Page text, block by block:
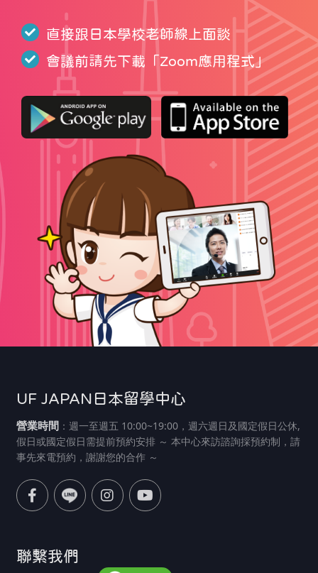
直接跟日本學校老師線上面談
會議前請先下載「Zoom應用程式」
UF JAPAN日本留學中心
營業時間：週一至週五 10:00~19:00，週六週日及國定假日公休,
假日或國定假日需提前預約安排 ～ 本中心來訪諮詢採預約制，請
事先來電預約，謝謝您的合作 ～
聯繫我們